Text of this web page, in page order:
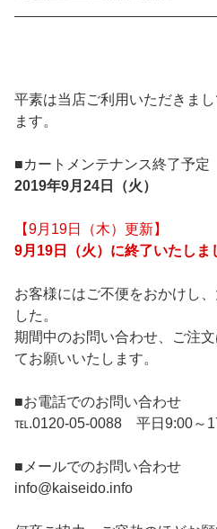
平素は当店ご利用いただきま
ます。
■カートメンテナンス終了予定
2019年9月24日（火）
【9月19日（木）更新】
9月19日（火）に終了いたしま
お客様にはご不便をおかけし
した。
期間中のお問い合わせ、ご注
てお願いいたします。
■お電話でのお問い合わせ
℡.0120-05-0088 平日9:00～
■メールでのお問い合わせ
info@kaiseido.info